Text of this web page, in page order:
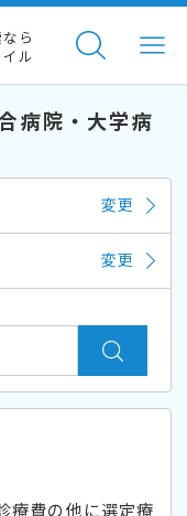
ら
ル
病院・大学病
変更
変更
療費の他に選定療